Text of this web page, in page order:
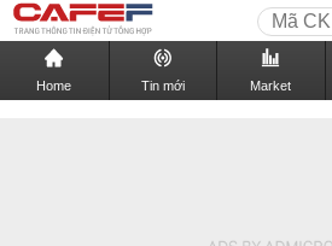
Home Tin mới Market